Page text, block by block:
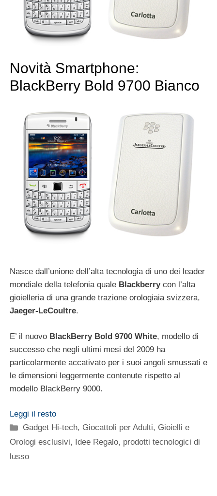
Novità Smartphone:
BlackBerry Bold 9700 Bianco
Nasce dall’unione dell’alta tecnologia di uno dei leader
mondiale della telefonia quale Blackberrycon l’alta
gioielleria di una grande trazione orologiaia svizzera,
Jaeger-LeCoultre.
E’ il nuovo BlackBerry Bold 9700 White, modello di
successo che negli ultimi mesi del 2009 ha
particolarmente accativato per i suoi angoli smussati e
le dimensioni leggermente contenute rispetto al
modello BlackBerry 9000.
Leggi il resto
Categorie
Gadget Hi-tech, Giocattoli per Adulti, Gioielli e
Orologi esclusivi, Idee Regalo, prodotti tecnologici di
lusso